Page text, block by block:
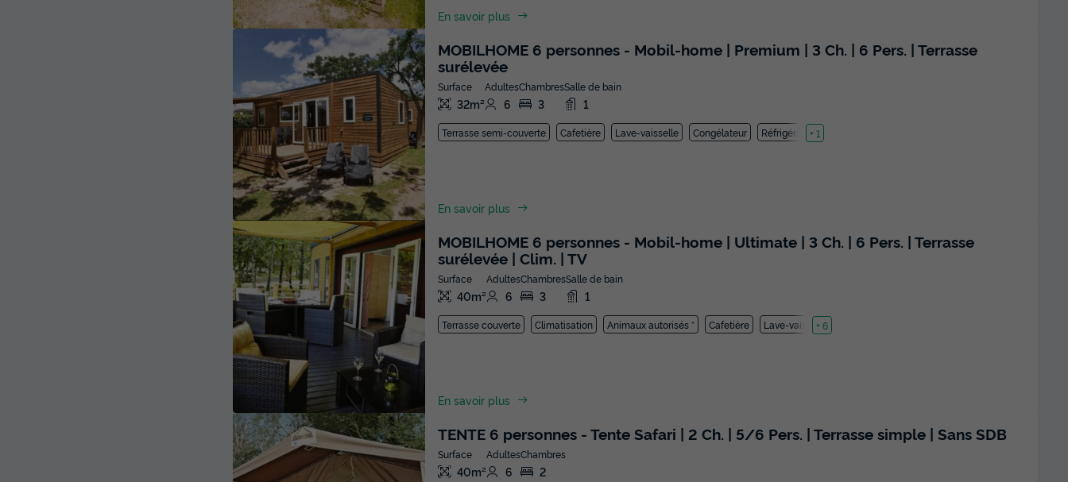
En savoir plus
MOBILHOME 6 personnes - Mobil-home | Premium | 3 Ch. | 6 Pers. | Terrasse
surélevée
Surface
32m²
Adultes
6
Chambres
3
Salle de bain
1
Terrasse semi-couverte Cafetière Lave-vaisselle Congélateur Réfrigérateur
+ 1
En savoir plus
MOBILHOME 6 personnes - Mobil-home | Ultimate | 3 Ch. | 6 Pers. | Terrasse
surélevée | Clim. | TV
Surface
40m²
Adultes
6
Chambres
3
Salle de bain
1
Terrasse couverte Climatisation Animaux autorisés * Cafetière Lave-vaisselle
+ 6
En savoir plus
TENTE 6 personnes - Tente Safari | 2 Ch. | 5/6 Pers. | Terrasse simple | Sans SDB
Surface
40m²
Adultes
6
Chambres
2